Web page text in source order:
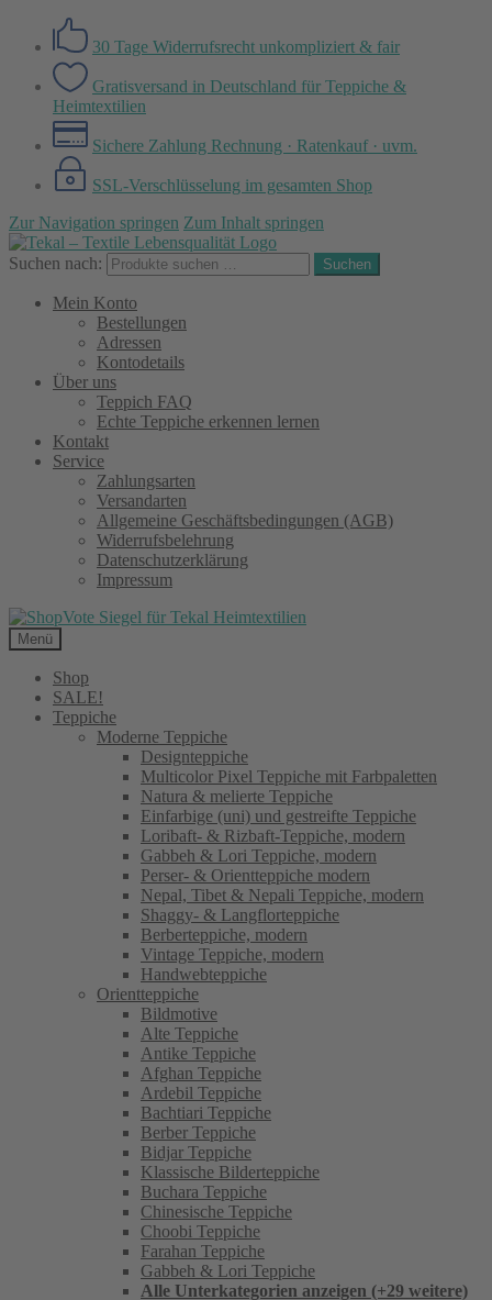
30 Tage Widerrufsrecht unkompliziert & fair
Gratisversand in Deutschland für Teppiche &
Heimtextilien
Sichere Zahlung Rechnung · Ratenkauf · uvm.
SSL-Verschlüsselung im gesamten Shop
Zur Navigation springen Zum Inhalt springen
Suchen nach: Suchen
Mein Konto
Bestellungen
Adressen
Kontodetails
Über uns
Teppich FAQ
Echte Teppiche erkennen lernen
Kontakt
Service
Zahlungsarten
Versandarten
Allgemeine Geschäftsbedingungen (AGB)
Widerrufsbelehrung
Datenschutzerklärung
Impressum
Menü
Shop
SALE!
Teppiche
Moderne Teppiche
Designteppiche
Multicolor Pixel Teppiche mit Farbpaletten
Natura & melierte Teppiche
Einfarbige (uni) und gestreifte Teppiche
Loribaft- & Rizbaft-Teppiche, modern
Gabbeh & Lori Teppiche, modern
Perser- & Orientteppiche modern
Nepal, Tibet & Nepali Teppiche, modern
Shaggy- & Langflorteppiche
Berberteppiche, modern
Vintage Teppiche, modern
Handwebteppiche
Orientteppiche
Bildmotive
Alte Teppiche
Antike Teppiche
Afghan Teppiche
Ardebil Teppiche
Bachtiari Teppiche
Berber Teppiche
Bidjar Teppiche
Klassische Bilderteppiche
Buchara Teppiche
Chinesische Teppiche
Choobi Teppiche
Farahan Teppiche
Gabbeh & Lori Teppiche
Alle Unterkategorien anzeigen (+29 weitere)